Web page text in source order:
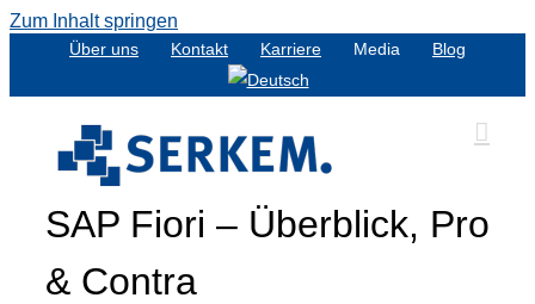
Zum Inhalt springen
Über uns Kontakt Karriere Media Blog
SAP Fiori – Überblick, Pro
& Contra